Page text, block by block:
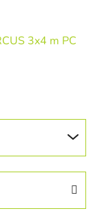
3x4 m PC